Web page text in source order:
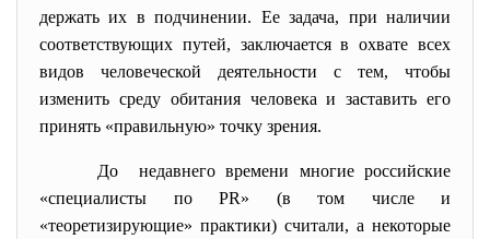
держать их в подчинении. Ее задача, при наличии
соответствующих путей, заключается в охвате всех
видов человеческой деятельности с тем, чтобы
изменить среду обитания человека и заставить его
принять «правильную» точку зрения.
До недавнего времени многие российские
«специалисты по PR» (в том числе и
«теоретизирующие» практики) считали, а некоторые